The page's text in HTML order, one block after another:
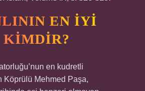
EN IYI
KIMDIR?
en kudretli
Köprülü Mehmed Paşa,